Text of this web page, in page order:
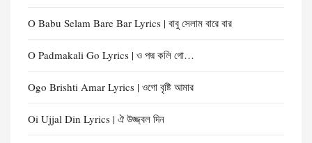
O Babu Selam Bare Bar Lyrics | বাবু সেলাম বারে বার
O Padmakali Go Lyrics | ও পদ্ম কলি গো…
Ogo Brishti Amar Lyrics | ওগো বৃষ্টি আমার
Oi Ujjal Din Lyrics | ঐ উজ্জ্বল দিন